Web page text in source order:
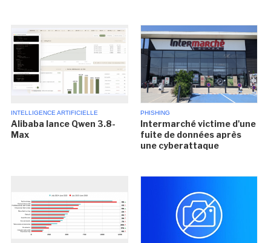
INTELLIGENCE ARTIFICIELLE
Alibaba lance Qwen 3.8-
Max
PHISHING
Intermarché victime d'une
fuite de données après
une cyberattaque